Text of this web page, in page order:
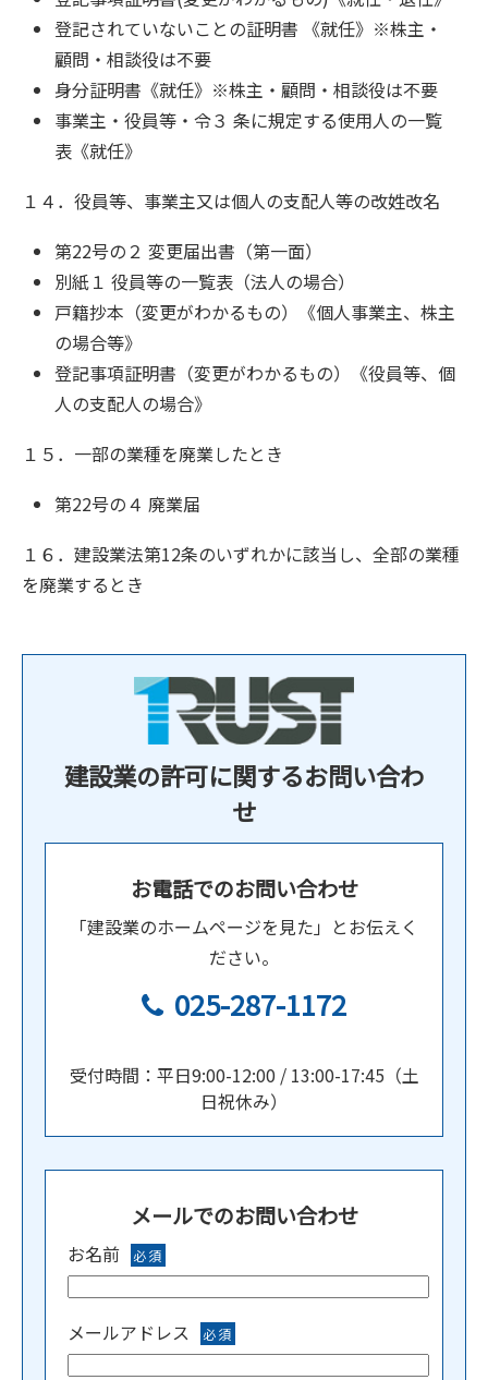
登記されていないことの証明書 《就任》※株主・
顧問・相談役は不要
身分証明書《就任》※株主・顧問・相談役は不要
事業主・役員等・令３ 条に規定する使用人の一覧
表《就任》
１４．役員等、事業主又は個人の支配人等の改姓改名
第22号の２ 変更届出書（第一面）
別紙１ 役員等の一覧表（法人の場合）
戸籍抄本（変更がわかるもの）《個人事業主、株主
の場合等》
登記事項証明書（変更がわかるもの）《役員等、個
人の支配人の場合》
１５．一部の業種を廃業したとき
第22号の４ 廃業届
１６．建設業法第12条のいずれかに該当し、全部の業種
を廃業するとき
建設業の許可に関するお問い合わ
せ
お電話でのお問い合わせ
「建設業のホームページを見た」とお伝えく
ださい。
025-287-1172
受付時間：平日9:00-12:00 / 13:00-17:45（土
日祝休み）
メールでのお問い合わせ
お名前 必須
メールアドレス 必須